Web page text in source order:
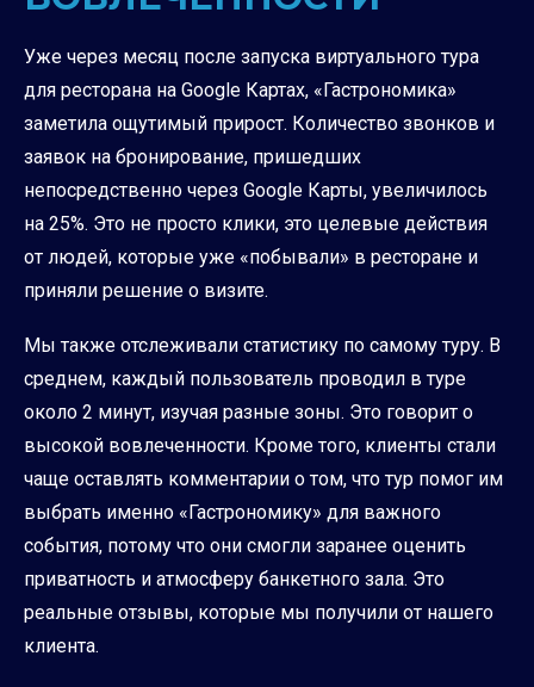
Уже через месяц после запуска виртуального тура
для ресторана на Google Картах, «Гастрономика»
заметила ощутимый прирост. Количество звонков и
заявок на бронирование, пришедших
непосредственно через Google Карты, увеличилось
на 25%. Это не просто клики, это целевые действия
от людей, которые уже «побывали» в ресторане и
приняли решение о визите.
Мы также отслеживали статистику по самому туру. В
среднем, каждый пользователь проводил в туре
около 2 минут, изучая разные зоны. Это говорит о
высокой вовлеченности. Кроме того, клиенты стали
чаще оставлять комментарии о том, что тур помог им
выбрать именно «Гастрономику» для важного
события, потому что они смогли заранее оценить
приватность и атмосферу банкетного зала. Это
реальные отзывы, которые мы получили от нашего
клиента.